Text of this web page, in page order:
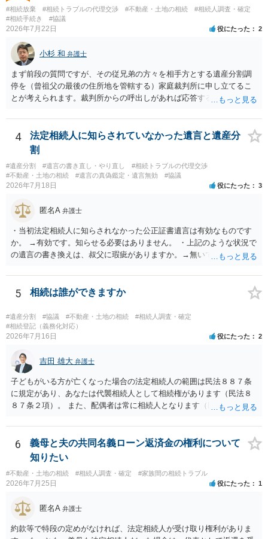
様の意に反する遺産分割協議を行う実益が誰にあったかの立証が困難
であること からすると、実際に遺産分割協議の効力が否定される可能
性はそれほど高くない（立証のハードルは非常に高い）ということが
言えると思います。
#相続放棄 #相続トラブルの代理交渉 #不動産・土地の相続
#相続人調査・確定
#相続手続き
#協議
2026年7月22日 役にたった 2
小杉 和 弁護士
まず前段の質問ですが、その従兄弟の方々を相手方とする遺産分割調
停を（曾祖父の最後の住所地を管轄する）家庭裁判所に申し立てるこ
とが考えられます。裁判所からの呼出しがあれば応答する可能性がま
能と思われます。時間が思った以上にないので必要書類をてきぱきと
揃える必要があります。その点是非御注意ください。
4
法定相続人に知らされていなかった遺言と遺産分
割
#遺産分割 #遺言の書き直し・やり直し
#相続トラブルの代理交渉
#不動産・土地の相続
#遺言の真偽鑑定・遺言無効 #協議
2026年7月18日 役にたった 3
匿名A 弁護士
・当初法定相続人に知らされなかった公正証書遺言は有効なものです
か。 →有効です。知らせる必要はありません。 ・上記のような状況で
の遺言の書き換えは、叔父に瑕疵がありますか。→無いです。 ・分割
ますか。 →本人が自由に決められますので、どこが妥当とは言えない
です。客観的な基準もありません。 ・できれば穏やかに、分割を拒否
することはできますか。 →分割を拒否するということは、遺産はいら
ないということでしょうか。遺言で、受取を指定されててもいらない
と拒否することはできます。理由を説明する必要はありません。
5 相続は誰ができますか
#遺産分割 #協議 #不動産・土地の相続
#相続人調査・確定
#相続登記（義務化対応）
2026年7月16日 役にたった 2
吉田 雄大 弁護士
子どもがいる方が亡くなった場合の法定相続人の範囲は民法８８７条
に規定があり、あなたは代襲相続人として相続権があります（民法８
８７条２項）。 また、配偶者は常に相続人となります（民法８９０
も相続権があります。つまり、孫５人に加えて「おじ又はおば」にも
相続権がある可能性があります。
6
義母と夫の共同名義ローン返済金の権利について
知りたい
#不動産・土地の相続 #相続人調査・確定 #家族間の相続トラブル
2026年7月25日 役にたった 1
匿名A 弁護士
約款等で特段の定めがなければ、法定相続人が受け取り権利がありま